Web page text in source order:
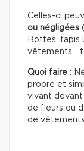
Celles-ci
ou négligées
Bottes, tapis
vêtements…
Quoi faire :
propre et
vivant devant
de fleurs ou
de vêtements